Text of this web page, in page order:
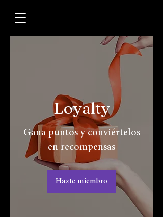
Loyalty
Gana puntos y conviértelos
en recompensas
Hazte miembro